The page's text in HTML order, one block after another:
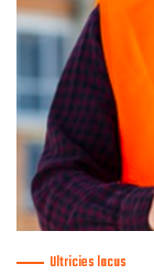
Ultricies lacus